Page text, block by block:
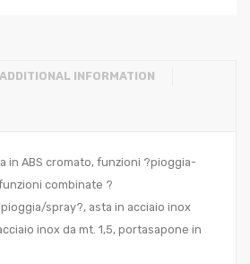
ADDITIONAL INFORMATION
in ABS cromato, funzioni ?pioggia-
combinate ?
spray?, asta in acciaio inox
inox da mt. 1,5, portasapone in